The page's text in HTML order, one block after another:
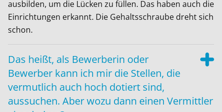
ausbilden, um die Lücken zu füllen. Das haben auch die
Einrichtungen erkannt. Die Gehaltsschraube dreht sich
schon.
Das heißt, als Bewerberin oder
Bewerber kann ich mir die Stellen, die
vermutlich auch hoch dotiert sind,
aussuchen. Aber wozu dann einen Vermittler